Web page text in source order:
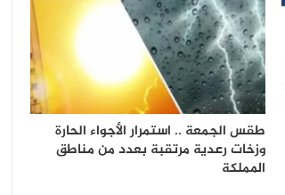
طقس الجمعة .. استمرار الأجواء الحارة
وزخات رعدية مرتقبة بعدد من مناطق
المملكة